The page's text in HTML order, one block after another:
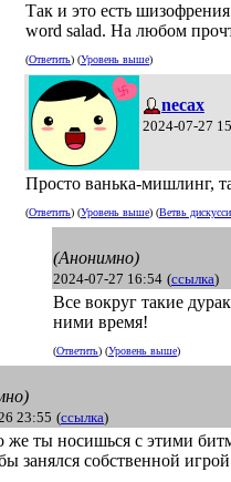
Так и это есть
word salad. На любом
(Ответить) (Уровень выше)
necax
2024-07-27
Просто ванька-мишлинг,
(Ответить) (Уровень выше) (Ветвь
(Анонимно)
2024-07-27 16:54 (ссылка)
Все вокруг такие
ними время!
(Ответить) (Уровень выше)
23:55 (ссылка)
же ты носишься с этими
занялся собственной